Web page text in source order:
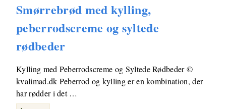
Smørrebrød med kylling,
peberrodscreme og syltede
rødbeder
Kylling med Peberrodscreme og Syltede Rødbeder ©
kvalimad.dk Peberrod og kylling er en kombination, der
har rødder i det …